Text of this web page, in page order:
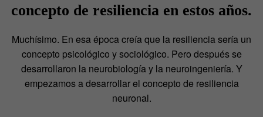
concepto de resiliencia en estos años.
Muchísimo. En esa época creía que la resiliencia sería un
concepto psicológico y sociológico. Pero después se
desarrollaron la neurobiología y la neuroingeniería. Y
empezamos a desarrollar el concepto de resiliencia
neuronal.